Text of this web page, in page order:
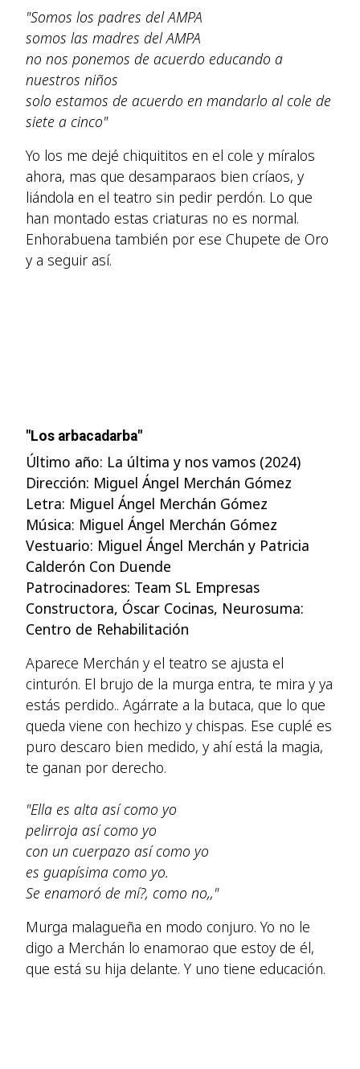
"Somos los padres del AMPA
somos las madres del AMPA
no nos ponemos de acuerdo educando a
nuestros niños
solo estamos de acuerdo en mandarlo al cole de
siete a cinco"
Yo los me dejé chiquititos en el cole y míralos
ahora, mas que desamparaos bien críaos, y
liándola en el teatro sin pedir perdón. Lo que
han montado estas criaturas no es normal.
Enhorabuena también por ese Chupete de Oro
y a seguir así.
"Los arbacadarba"
Último año: La última y nos vamos (2024)
Dirección: Miguel Ángel Merchán Gómez
Letra: Miguel Ángel Merchán Gómez
Música: Miguel Ángel Merchán Gómez
Vestuario: Miguel Ángel Merchán y Patricia
Calderón Con Duende
Patrocinadores: Team SL Empresas
Constructora, Óscar Cocinas, Neurosuma:
Centro de Rehabilitación
Aparece Merchán y el teatro se ajusta el
cinturón. El brujo de la murga entra, te mira y ya
estás perdido.. Agárrate a la butaca, que lo que
queda viene con hechizo y chispas. Ese cuplé es
puro descaro bien medido, y ahí está la magia,
te ganan por derecho.
"Ella es alta así como yo
pelirroja así como yo
con un cuerpazo así como yo
es guapísima como yo.
Se enamoró de mí?, como no,,"
Murga malagueña en modo conjuro. Yo no le
digo a Merchán lo enamorao que estoy de él,
que está su hija delante. Y uno tiene educación.